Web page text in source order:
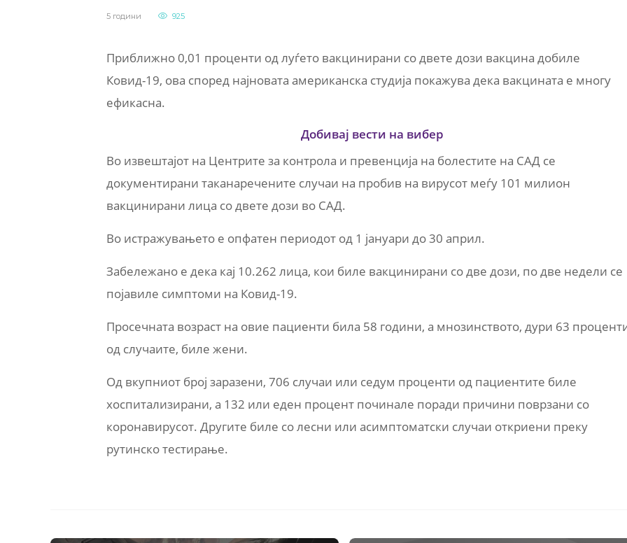
5 години 925
Приближно 0,01 проценти од луѓето вакцинирани со двете дози вакцина добиле
Ковид-19, ова според најновата американска студија покажува дека вакцината е многу
ефикасна.
Добивај вести на вибер
Во извештајот на Центрите за контрола и превенција на болестите на САД се
документирани таканаречените случаи на пробив на вирусот меѓу 101 милион
вакцинирани лица со двете дози во САД.
Во истражувањето е опфатен периодот од 1 јануари до 30 април.
Забележано е дека кај 10.262 лица, кои биле вакцинирани со две дози, по две недели се
појавиле симптоми на Ковид-19.
Просечната возраст на овие пациенти била 58 години, а мнозинството, дури 63
од случаите, биле жени.
Од вкупниот број заразени, 706 случаи или седум проценти од пациентите биле
хоспитализирани, а 132 или еден процент починале поради причини поврзани со
коронавирусот. Другите биле со лесни или асимптоматски случаи откриени преку
рутинско тестирање.